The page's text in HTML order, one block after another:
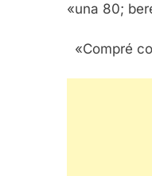
«una 80;
«Compré